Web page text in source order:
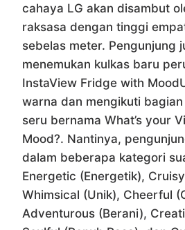
cahaya LG akan disambut
raksasa dengan tinggi
sebelas meter. Pengunjung
menemukan kulkas baru
InstaView Fridge with
warna dan mengikuti
seru bernama What’s your
Mood?. Nantinya,
dalam beberapa kategori
Energetic (Energetik),
Whimsical (Unik), Cheerful
Adventurous (Berani),